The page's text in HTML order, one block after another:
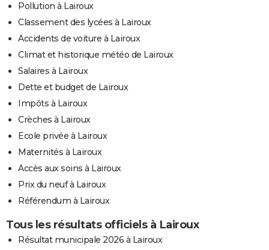
Pollution à Lairoux
Classement des lycées à Lairoux
Accidents de voiture à Lairoux
Climat et historique météo de Lairoux
Salaires à Lairoux
Dette et budget de Lairoux
Impôts à Lairoux
Crèches à Lairoux
Ecole privée à Lairoux
Maternités à Lairoux
Accès aux soins à Lairoux
Prix du neuf à Lairoux
Référendum à Lairoux
Tous les résultats officiels à Lairoux
Résultat municipale 2026 à Lairoux